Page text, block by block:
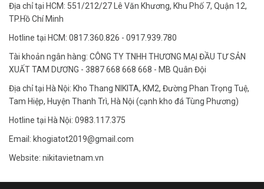
Địa chỉ tại HCM: 551/212/27 Lê Văn Khương, Khu Phố 7, Quận 12,
TP.Hồ Chí Minh
Hotline tại HCM: 0817.360.826 - 0917.939.780
Tài khoản ngân hàng: CÔNG TY TNHH THƯƠNG MẠI ĐẦU TƯ SẢN
XUẤT TAM DƯƠNG - 3887 668 668 668 - MB Quân Đội
Địa chỉ tại Hà Nội: Kho Thang NIKITA, KM2, Đường Phan Trọng Tuệ,
Tam Hiệp, Huyện Thanh Trì, Hà Nội (cạnh kho đá Tùng Phương)
Hotline tại Hà Nội: 0983.117.375
Email: khogiatot2019@gmail.com
Website: nikitavietnam.vn